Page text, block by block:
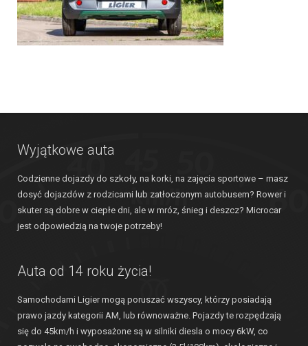
Serwis
Kontakt
Wyjątkowe auta
Codzienne dojazdy do szkoły, na korki, na zajęcia sportowe – masz
dosyć dojazdów z rodzicami lub zatłoczonym autobusem? Rower i
skuter są dobre w ciepłe dni, ale w mróz, śnieg i deszcz? Microcar
jest odpowiedzią na twoje potrzeby!
Auta od 14 roku życia!
Samochodami Ligier mogą poruszać wszyscy, którzy posiadają
prawo jazdy kategorii AM, lub równoważne. Pojazdy te rozpędzają
się do 45km/h i wyposażone są w silniki diesla o mocy 6kW, co